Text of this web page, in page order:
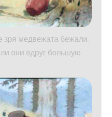
зря медвежата бежали,
они вдруг большую